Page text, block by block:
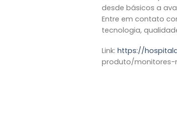
desde básicos a
Entre em contato
tecnologia,
Link: https://
produto/